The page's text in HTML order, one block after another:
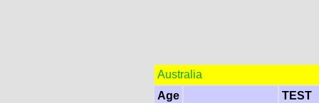
Australia
Age
TEST